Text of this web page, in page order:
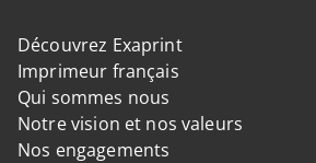
Découvrez Exaprint
Imprimeur français
Qui sommes nous
Notre vision et nos valeurs
Nos engagements